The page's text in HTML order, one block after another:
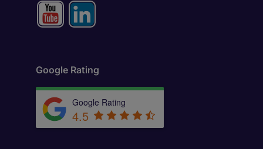
Google Rating
Google Rating
4.5